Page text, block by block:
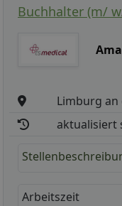
Buchhalter (m/
Limburg an
aktualisiert
Arbeitszeit